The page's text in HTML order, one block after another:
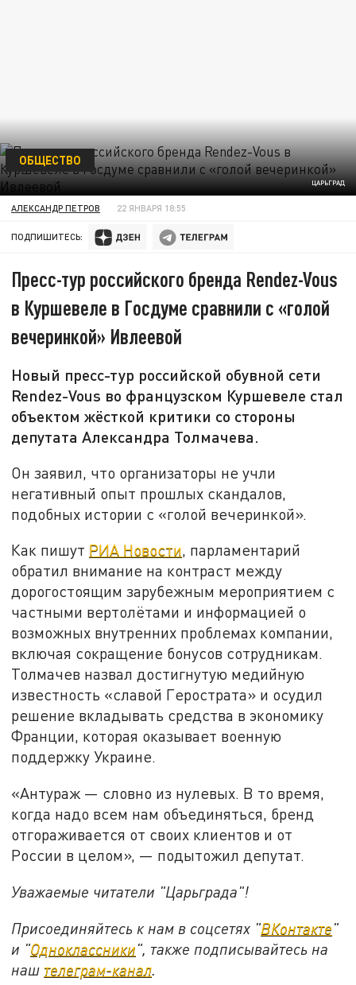
ЦАРЬГРАД
ОБЩЕСТВО
АЛЕКСАНДР ПЕТРОВ 22 ЯНВАРЯ 18:55
ПОДПИШИТЕСЬ:
Пресс-тур российского бренда Rendez-Vous
в Куршевеле в Госдуме сравнили с «голой
вечеринкой» Ивлеевой
Новый пресс-тур российской обувной сети
Rendez-Vous во французском Куршевеле стал
объектом жёсткой критики со стороны
депутата Александра Толмачева.
Он заявил, что организаторы не учли
негативный опыт прошлых скандалов,
подобных истории с «голой вечеринкой».
Как пишут РИА Новости, парламентарий
обратил внимание на контраст между
дорогостоящим зарубежным мероприятием с
частными вертолётами и информацией о
возможных внутренних проблемах компании,
включая сокращение бонусов сотрудникам.
Толмачев назвал достигнутую медийную
известность «славой Герострата» и осудил
решение вкладывать средства в экономику
Франции, которая оказывает военную
поддержку Украине.
«Антураж — словно из нулевых. В то время,
когда надо всем нам объединяться, бренд
отгораживается от своих клиентов и от
России в целом», — подытожил депутат.
Уважаемые читатели "Царьграда"!
Присоединяйтесь к нам в соцсетях "ВКонтакте"
и "Одноклассники", также подписывайтесь на
наш телеграм-канал